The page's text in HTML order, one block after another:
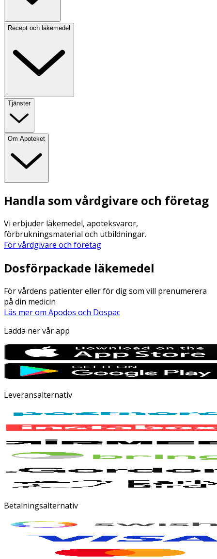
Recept och läkemedel
Tjänster
Om Apoteket
Handla som vårdgivare och företag
Vi erbjuder läkemedel, apoteksvaror,
förbrukningsmaterial och utbildningar.
För vårdgivare och företag
Dosförpackade läkemedel
För vårdens patienter eller för dig som vill prenumerera
på din medicin
Läs mer om Apodos och Dospac
Ladda ner vår app
Leveransalternativ
Betalningsalternativ